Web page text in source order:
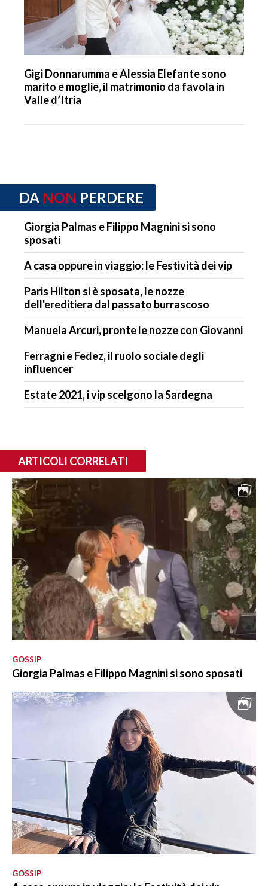
Gigi Donnarumma e Alessia Elefante sono
marito e moglie, il matrimonio da favola in
Valle d’Itria
DA NON PERDERE
Giorgia Palmas e Filippo Magnini si sono
sposati
A casa oppure in viaggio: le Festività dei vip
Paris Hilton si è sposata, le nozze
dell'ereditiera dal passato burrascoso
Manuela Arcuri, pronte le nozze con Giovanni
Ferragni e Fedez, il ruolo sociale degli
influencer
Estate 2021, i vip scelgono la Sardegna
ARTICOLI CORRELATI
GOSSIP
Giorgia Palmas e Filippo Magnini si sono sposati
GOSSIP